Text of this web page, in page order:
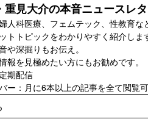
重見大介の本音ニュースレ
人科医療、フェムテック、性教育な
トトピックをわかりやすく紹介しま
や深掘りもお伝え。
報を見極めたい方にもお勧めです。
期配信
ー：月に6本以上の記事を全て閲覧